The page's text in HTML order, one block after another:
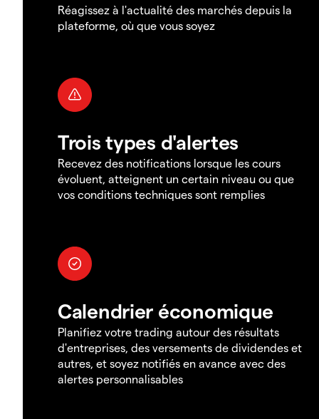
Réagissez à l'actualité des marchés depuis la
plateforme, où que vous soyez
Trois types d'alertes
Recevez des notifications lorsque les cours
évoluent, atteignent un certain niveau ou que
vos conditions techniques sont remplies
Calendrier économique
Planifiez votre trading autour des résultats
d'entreprises, des versements de dividendes et
autres, et soyez notifiés en avance avec des
alertes personnalisables